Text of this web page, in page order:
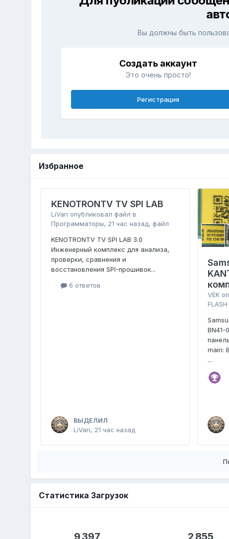
Вы должны быть
Создать аккаунт
Это очень просто!
Регистрация
Избранное
KENOTRONTV TV SPI LAB
LiVan опубликовал файл в
Программаторы, 21 час назад, файл
KENOTRONTV TV SPI LAB 3.0
Инженерный комплекс для анализа,
проверки, сравнения и
восстановления SPI-прошивок...
6 ответов
ВЫДЕЛИЛ
LiVan, 21 час назад
VEK
BN41-
main:
...
Статистика Загрузок